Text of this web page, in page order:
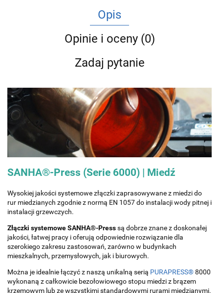
Opis
Opinie i oceny (0)
Zadaj pytanie
SANHA®-Press (Serie 6000) | Miedź
Wysokiej jakości systemowe złączki zaprasowywane z miedzi do
rur miedzianych zgodnie z normą EN 1057 do instalacji wody pitnej i
instalacji grzewczych.
Złączki systemowe SANHA®-Presssą dobrze znane z doskonałej
jakości, łatwej pracy i oferują odpowiednie rozwiązanie dla
szerokiego zakresu zastosowań, zarówno w budynkach
mieszkalnych, przemysłowych, jak i biurowych.
Można je idealnie łączyć z naszą unikalną serią PURAPRESS®8000
wykonaną z całkowicie bezołowiowego stopu miedzi z brązem
krzemowym lub ze wszystkimi standardowymi rurami miedzianymi.